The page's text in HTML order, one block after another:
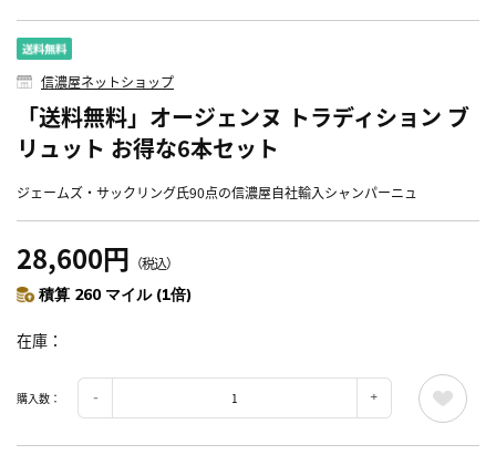
信濃屋ネットショップ
「送料無料」オージェンヌ トラディション ブ
リュット お得な6本セット
ジェームズ・サックリング氏90点の信濃屋自社輸入シャンパーニュ
28,600円 （税込）
積算 260 マイル (1倍)
在庫
購入数：